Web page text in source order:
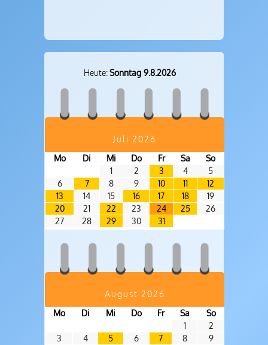
Heute:Sonntag 9.8.2026
Juli 2026
Mo
Di Mi Do Fr Sa
So
1
2 3 4
5
6
7 8 9 10 11
12
13
14 15 16 17 18
19
20
21 22 23 24 25
26
27
28 29 30 31
August 2026
Mo
Di Mi Do Fr Sa
So
1
2
3
4 5 6 7 8
9